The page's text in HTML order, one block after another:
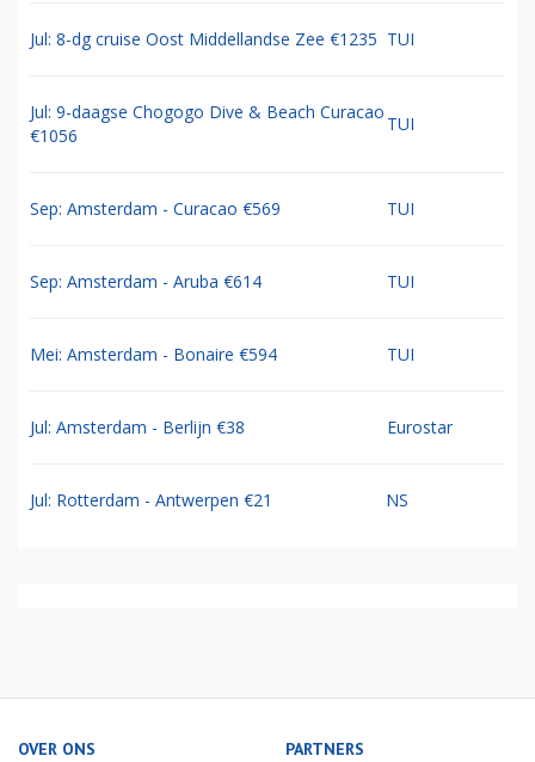
Jul: 8-dg cruise Oost Middellandse Zee €1235 TUI
Jul: 9-daagse Chogogo Dive & Beach Curacao
€1056
TUI
Sep: Amsterdam - Curacao €569 TUI
Sep: Amsterdam - Aruba €614 TUI
Mei: Amsterdam - Bonaire €594 TUI
Jul: Amsterdam - Berlijn €38 Eurostar
Jul: Rotterdam - Antwerpen €21 NS
OVER ONS PARTNERS